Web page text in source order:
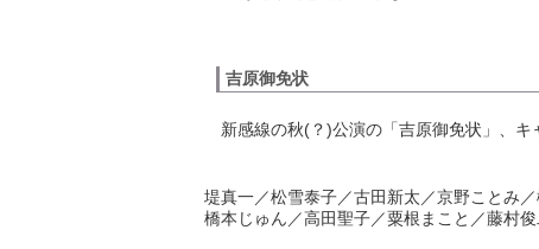
吉原御免状
新感線の秋(？)公演の「吉原御免状」、キ
堤真一／松雪泰子／古田新太／京野ことみ
橋本じゅん／高田聖子／粟根まこと／藤村俊